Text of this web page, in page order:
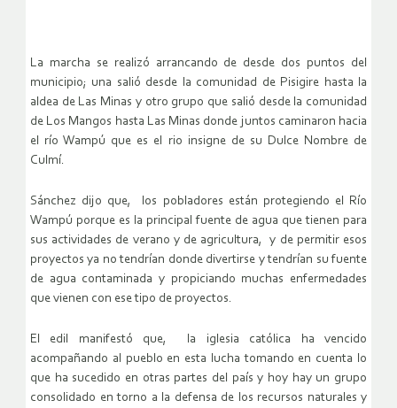
La marcha se realizó arrancando de desde dos puntos del
municipio; una salió desde la comunidad de Pisigire hasta la
aldea de Las Minas y otro grupo que salió desde la comunidad
de Los Mangos hasta Las Minas donde juntos caminaron hacia
el río Wampú que es el rio insigne de su Dulce Nombre de
Culmí.
Sánchez dijo que, los pobladores están protegiendo el Río
Wampú porque es la principal fuente de agua que tienen para
sus actividades de verano y de agricultura, y de permitir esos
proyectos ya no tendrían donde divertirse y tendrían su fuente
de agua contaminada y propiciando muchas enfermedades
que vienen con ese tipo de proyectos.
El edil manifestó que, la iglesia católica ha vencido
acompañando al pueblo en esta lucha tomando en cuenta lo
que ha sucedido en otras partes del país y hoy hay un grupo
consolidado en torno a la defensa de los recursos naturales y